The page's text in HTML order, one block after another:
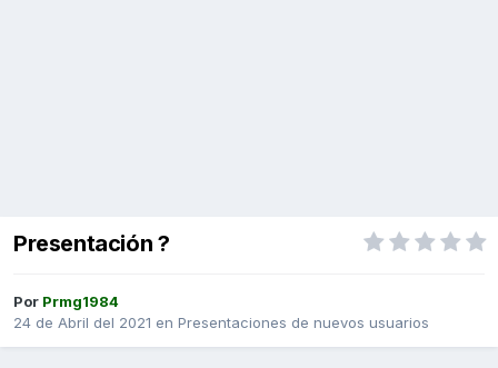
Presentación ?
Por Prmg1984
24 de Abril del 2021 en Presentaciones de nuevos usuarios